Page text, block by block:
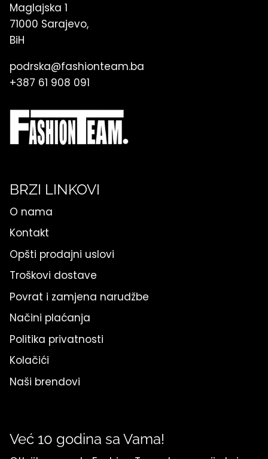
Maglajska 1
71000 Sarajevo,
BiH
podrska@fashionteam.ba
+387 61 908 091
BRZI LINKOVI
O nama
Kontakt
Opšti prodajni uslovi
Troškovi dostave
Povrat i zamjena narudžbe
Načini plaćanja
Politika privatnosti
Kolačići
Naši brendovi
Već 10 godina sa Vama!